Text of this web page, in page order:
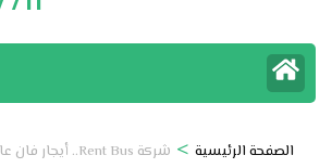
الصفحة الرئيسية > شركة Rent Bus.. أيجار فان عائلي